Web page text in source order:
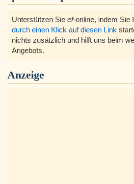
Unterstützen Sie ef-online, indem Sie
durch einen Klick auf diesen Link
nichts zusätzlich und hilft uns beim
Angebots.
Anzeige